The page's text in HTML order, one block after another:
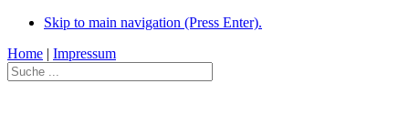
Skip to main navigation (Press Enter).
Home | Impressum